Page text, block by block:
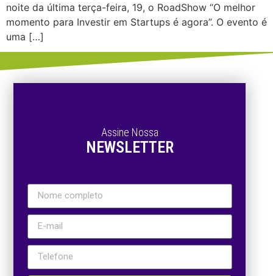
noite da última terça-feira, 19, o RoadShow “O melhor
momento para Investir em Startups é agora”. O evento é
uma […]
Assine Nossa
NEWSLETTER